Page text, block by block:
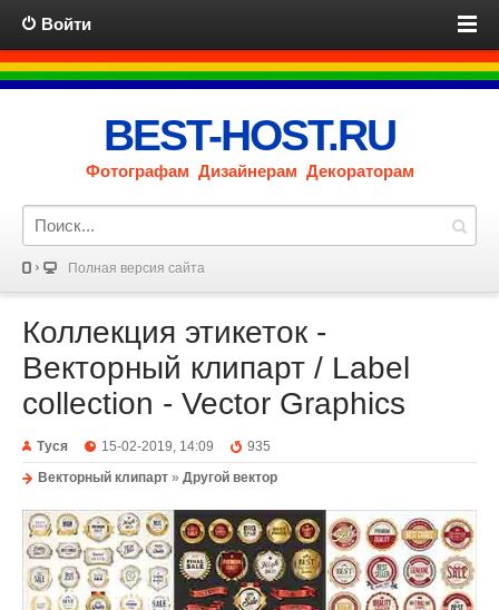
Войти
BEST-HOST.RU
Фотографам Дизайнерам Декораторам
Полная версия сайта
Коллекция этикеток -
Векторный клипарт / Label
collection - Vector Graphics
Туся 15-02-2019, 14:09
935
Векторный клипарт » Другой вектор